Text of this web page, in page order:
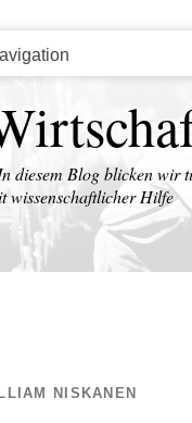
diesem Blog blicken wir
wissenschaftlicher Hilfe
NISKANEN